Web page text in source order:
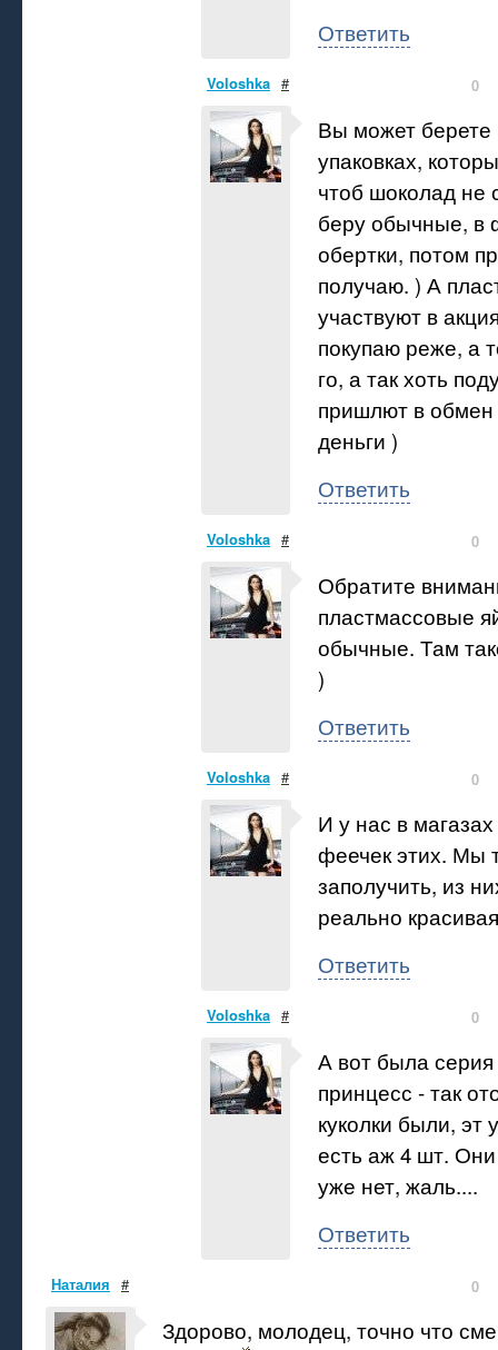
Ответить
Voloshka # 0
Вы может берете
упаковках,
чтоб шоколад не
беру обычные, в
обертки, потом
получаю. ) А
участвуют в
покупаю реже, а
го, а так хоть
пришлют в
деньги )
Ответить
Voloshka # 0
Обратите
пластмассовые
обычные. Там
)
Ответить
Voloshka # 0
И у нас в
феечек этих. Мы
заполучить, из
реально
Ответить
Voloshka # 0
А вот была
принцесс - так
куколки были,
есть аж 4 шт.
уже нет, жаль....
Ответить
Наталия # 0
Здорово, молодец, точно что